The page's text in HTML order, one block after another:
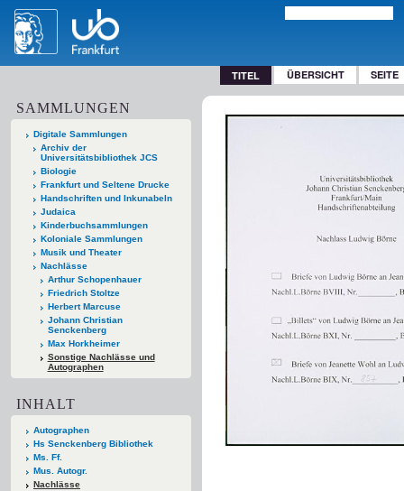
TITEL ÜBERSICHT SEITE
SAMMLUNGEN
Digitale Sammlungen
Archiv der
Universitätsbibliothek JCS
Biologie
Frankfurt und Seltene Drucke
Handschriften und Inkunabeln
Judaica
Kinderbuchsammlungen
Koloniale Sammlungen
Musik und Theater
Nachlässe
Arthur Schopenhauer
Friedrich Stoltze
Herbert Marcuse
Johann Christian
Senckenberg
Max Horkheimer
Sonstige Nachlässe und
Autographen
INHALT
Autographen
Hs Senckenberg Bibliothek
Ms. Ff.
Mus. Autogr.
Nachlässe